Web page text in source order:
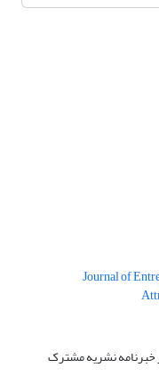
Journal of
خبرنامه نشریه مشترک